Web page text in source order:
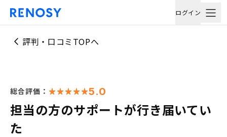
ログイン
評判・口コミTOPへ
総合評価： 5.0
担当の方のサポートが行き届いてい
た